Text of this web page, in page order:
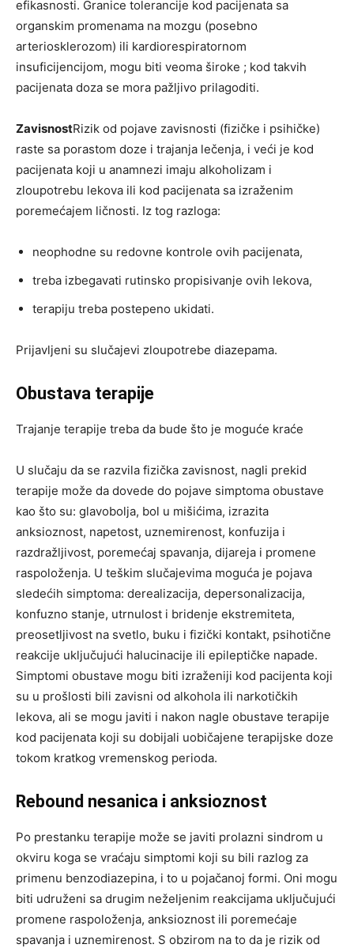
efikasnosti. Granice tolerancije kod pacijenata sa
organskim promenama na mozgu (posebno
arteriosklerozom) ili kardiorespiratornom
insuficijencijom, mogu biti veoma široke ; kod takvih
pacijenata doza se mora pažljivo prilagoditi.
ZavisnostRizik od pojave zavisnosti (fizičke i psihičke)
raste sa porastom doze i trajanja lečenja, i veći je kod
pacijenata koji u anamnezi imaju alkoholizam i
zloupotrebu lekova ili kod pacijenata sa izraženim
poremećajem ličnosti. Iz tog razloga:
neophodne su redovne kontrole ovih pacijenata,
treba izbegavati rutinsko propisivanje ovih lekova,
terapiju treba postepeno ukidati.
Prijavljeni su slučajevi zloupotrebe diazepama.
Obustava terapije
Trajanje terapije treba da bude što je moguće kraće
U slučaju da se razvila fizička zavisnost, nagli prekid
terapije može da dovede do pojave simptoma obustave
kao što su: glavobolja, bol u mišićima, izrazita
anksioznost, napetost, uznemirenost, konfuzija i
razdražljivost, poremećaj spavanja, dijareja i promene
raspoloženja. U teškim slučajevima moguća je pojava
sledećih simptoma: derealizacija, depersonalizacija,
konfuzno stanje, utrnulost i bridenje ekstremiteta,
preosetljivost na svetlo, buku i fizički kontakt, psihotične
reakcije uključujući halucinacije ili epileptičke napade.
Simptomi obustave mogu biti izraženiji kod pacijenta koji
su u prošlosti bili zavisni od alkohola ili narkotičkih
lekova, ali se mogu javiti i nakon nagle obustave terapije
kod pacijenata koji su dobijali uobičajene terapijske doze
tokom kratkog vremenskog perioda.
Rebound nesanica i anksioznost
Po prestanku terapije može se javiti prolazni sindrom u
okviru koga se vraćaju simptomi koji su bili razlog za
primenu benzodiazepina, i to u pojačanoj formi. Oni mogu
biti udruženi sa drugim neželjenim reakcijama uključujući
promene raspoloženja, anksioznost ili poremećaje
spavanja i uznemirenost. S obzirom na to da je rizik od